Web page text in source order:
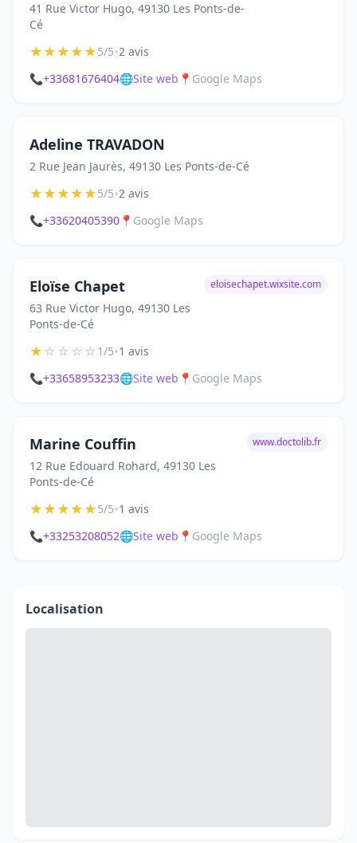
41 Rue Victor Hugo, 49130 Les Ponts-de-
Cé
★★★★★5/5•2 avis
📞+33681676404🌐Site web 📍 Google Maps
Adeline TRAVADON
2 Rue Jean Jaurès, 49130 Les Ponts-de-Cé
★★★★★5/5•2 avis
📞+33620405390 📍 Google Maps
Eloïse Chapet
63 Rue Victor Hugo, 49130 Les
Ponts-de-Cé
eloisechapet.wixsite.com
★☆☆☆☆1/5•1 avis
📞+33658953233🌐Site web 📍 Google Maps
Marine Couffin
12 Rue Edouard Rohard, 49130 Les
Ponts-de-Cé
www.doctolib.fr
★★★★★5/5•1 avis
📞+33253208052🌐Site web 📍 Google Maps
Localisation